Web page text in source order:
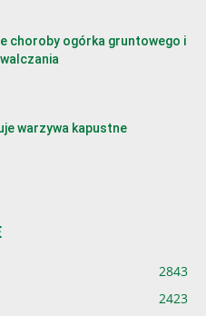
choroby ogórka gruntowego i
warzywa kapustne
2843
2423